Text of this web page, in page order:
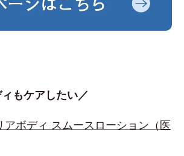
もケアしたい／
アボディ スムースローション（医